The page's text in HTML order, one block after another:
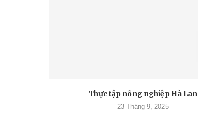
Thực tập nông nghiệp Hà Lan
23 Tháng 9, 2025